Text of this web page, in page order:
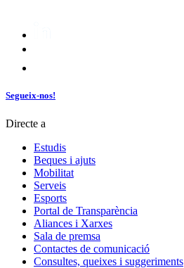
Segueix-nos!
Directe a
Estudis
Beques i ajuts
Mobilitat
Serveis
Esports
Portal de Transparència
Aliances i Xarxes
Sala de premsa
Contactes de comunicació
Consultes, queixes i suggeriments